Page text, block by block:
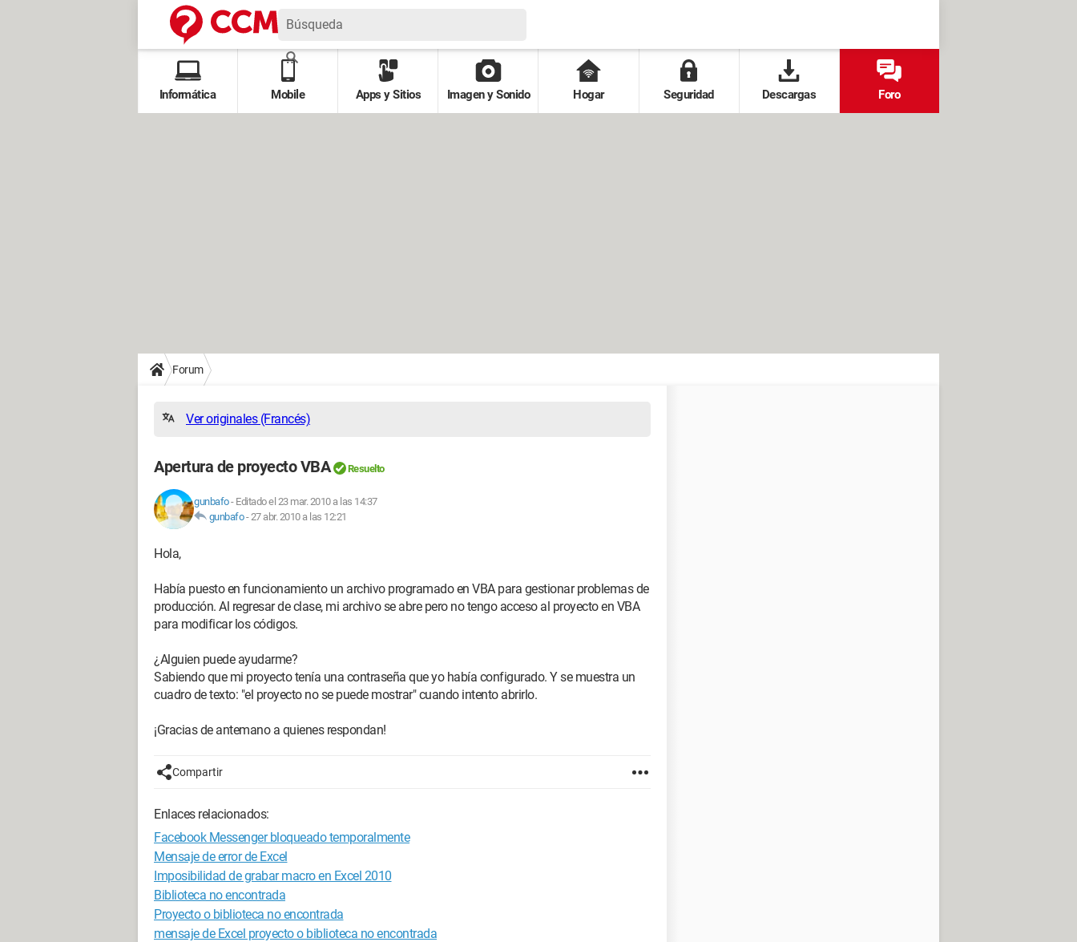
Informática Mobile Apps y Sitios Imagen y Sonido Hogar Seguridad Descargas Foro
Forum
Ver originales (Francés)
Apertura de proyecto VBA Resuelto
gunbafo- Editado el 23 mar. 2010 a las 14:37
gunbafo-27 abr. 2010 a las 12:21
Hola,
Había puesto en funcionamiento un archivo programado en VBA para gestionar problemas de
producción. Al regresar de clase, mi archivo se abre pero no tengo acceso al proyecto en VBA
para modificar los códigos.
¿Alguien puede ayudarme?
Sabiendo que mi proyecto tenía una contraseña que yo había configurado. Y se muestra un
cuadro de texto: "el proyecto no se puede mostrar" cuando intento abrirlo.
¡Gracias de antemano a quienes respondan!
Compartir
Enlaces relacionados:
Facebook Messenger bloqueado temporalmente
Mensaje de error de Excel
Imposibilidad de grabar macro en Excel 2010
Biblioteca no encontrada
Proyecto o biblioteca no encontrada
mensaje de Excel proyecto o biblioteca no encontrada